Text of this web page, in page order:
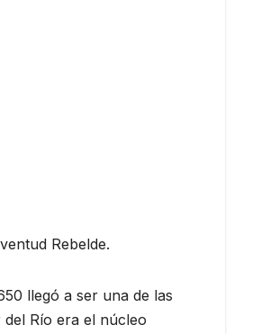
Rebelde.
llegó a ser una de las
Río era el núcleo